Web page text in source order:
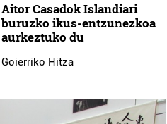
Aitor Casadok Islandiari
buruzko ikus-entzunezkoa
aurkeztuko du
Goierriko Hitza